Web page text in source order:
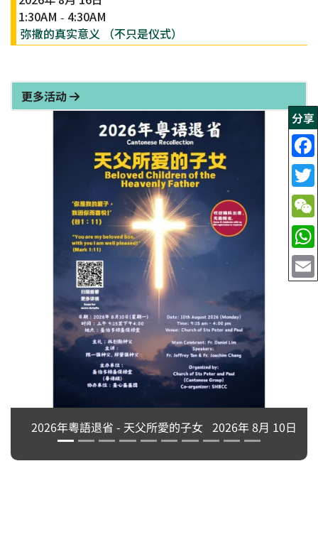
分享
1:30AM - 4:30AM
弥撒的真实意义 （不只是仪式）
更多活动
2026年粵語退省 - 天父所愛的子女 2026年 8月 10日